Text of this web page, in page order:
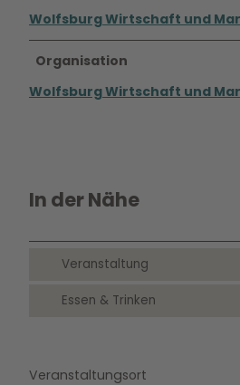
Wolfsburg Wirtschaft und
Organisation
Wolfsburg Wirtschaft und
In der Nähe
Veranstaltung
Essen & Trinken
Veranstaltungsort